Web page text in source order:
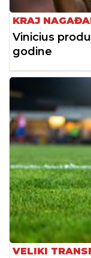
KRAJ
Vinicius
godine
VELIKI